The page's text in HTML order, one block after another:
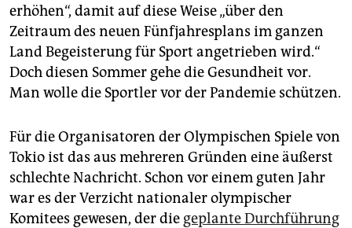
erhöhen“, damit auf diese Weise „über den
Zeitraum des neuen Fünfjahresplans im ganzen
Land Begeisterung für Sport angetrieben wird.“
Doch diesen Sommer gehe die Gesundheit vor.
Man wolle die Sportler vor der Pandemie schützen.
Für die Organisatoren der Olympischen Spiele von
Tokio ist das aus mehreren Gründen eine äußerst
schlechte Nachricht. Schon vor einem guten Jahr
war es der Verzicht nationaler olympischer
Komitees gewesen, der die geplante Durchführung